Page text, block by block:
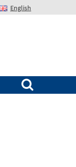
English
Suchen nach: